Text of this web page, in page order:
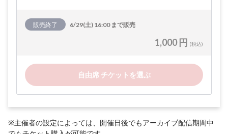
販売終了 6/29(土) 16:00 まで販売
1,000 円 (税込)
自由席 チケットを選ぶ
※主催者の設定によっては、開催日後でもアーカイブ配信期間中